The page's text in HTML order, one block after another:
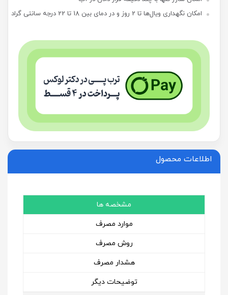
امکان نگهداری ویال‌ها تا 2 روز و در دمای بین 18 تا 22 درجه سانتی گراد
اطلاعات محصول
مشخصه ها
موارد مصرف
روش مصرف
هشدار مصرف
توضیحات دیگر